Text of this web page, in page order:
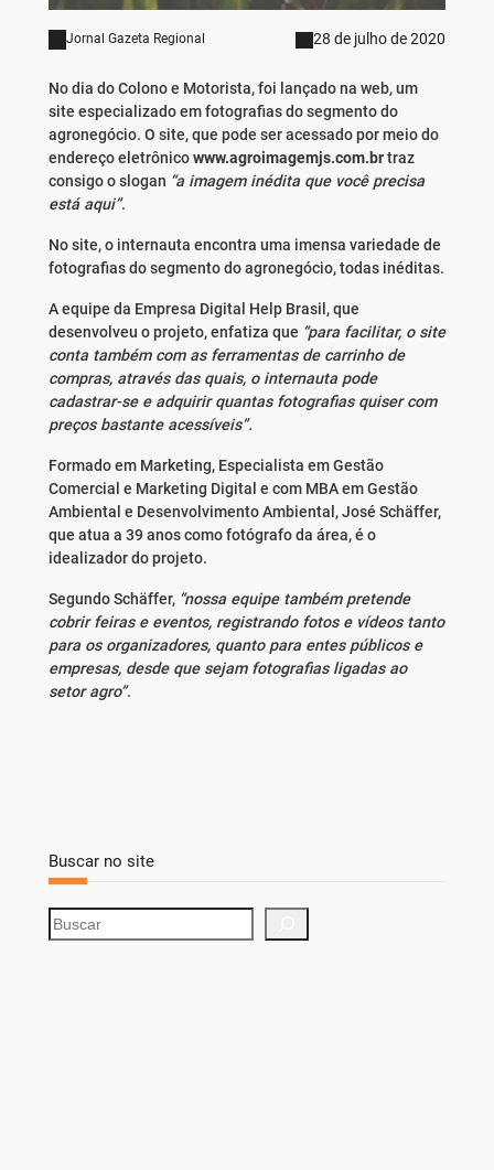
Jornal Gazeta Regional 28 de julho de 2020
No dia do Colono e Motorista, foi lançado na web, um
site especializado em fotografias do segmento do
agronegócio. O site, que pode ser acessado por meio do
endereço eletrônicowww.agroimagemjs.com.brtraz
consigo o slogan “a imagem inédita que você precisa
está aqui”.
No site, o internauta encontra uma imensa variedade de
fotografias do segmento do agronegócio, todas inéditas.
A equipe da Empresa Digital Help Brasil, que
desenvolveu o projeto, enfatiza que “para facilitar, o site
conta também com as ferramentas de carrinho de
compras, através das quais, o internauta pode
cadastrar-se e adquirir quantas fotografias quiser com
preços bastante acessíveis”.
Formado em Marketing, Especialista em Gestão
Comercial e Marketing Digital e com MBA em Gestão
Ambiental e Desenvolvimento Ambiental, José Schäffer,
que atua a 39 anos como fotógrafo da área, é o
idealizador do projeto.
Segundo Schäffer, “nossa equipe também pretende
cobrir feiras e eventos, registrando fotos e vídeos tanto
para os organizadores, quanto para entes públicos e
empresas, desde que sejam fotografias ligadas ao
setor agro”.
Buscar no site
S
e